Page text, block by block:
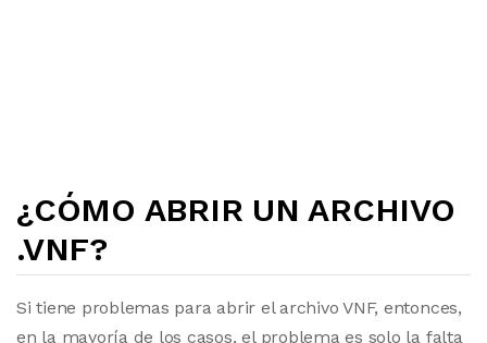
¿CÓMO ABRIR UN ARCHIVO
.VNF?
Si tiene problemas para abrir el archivo VNF, entonces,
en la mayoría de los casos, el problema es solo la falta